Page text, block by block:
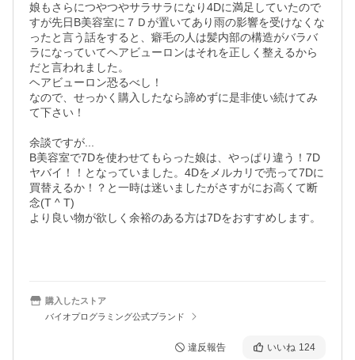
娘もさらにつやつやサラサラになり4Dに満足していたので
すが先日B美容室に７Ｄが置いてあり雨の影響を受けなくな
ったと言う話をすると、癖毛の人は髪内部の構造がバラバ
ラになっていてヘアビューロンはそれを正しく整えるから
だと言われました。
ヘアビューロン恐るべし！
なので、せっかく購入したなら諦めずに是非使い続けてみ
て下さい！
余談ですが...
B美容室で7Dを使わせてもらった娘は、やっぱり違う！7D
ヤバイ！！となっていました。4Dをメルカリで売って7Dに
買替えるか！？と一時は迷いましたがさすがにお高くて断
念(T ^ T)
より良い物が欲しく余裕のある方は7Dをおすすめします。
購入したストア
バイオプログラミング公式ブランド
違反報告 いいね 124